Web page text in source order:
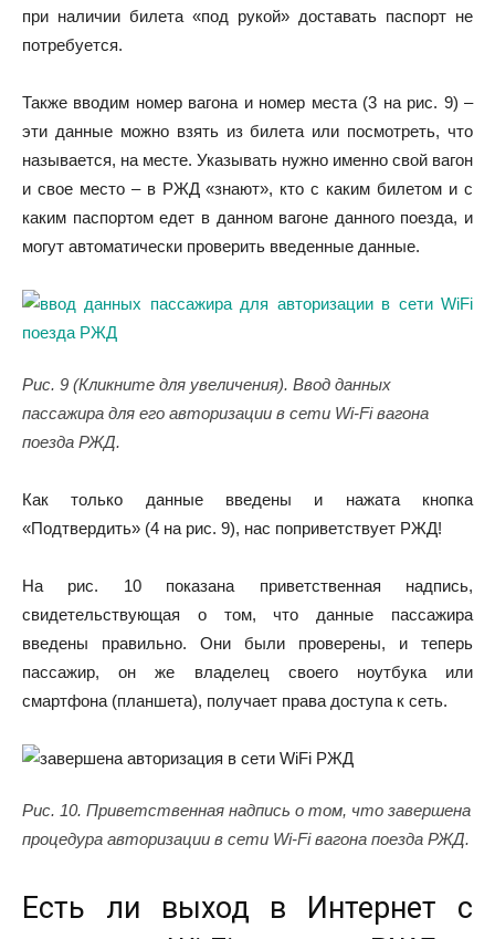
при наличии билета «под рукой» доставать паспорт не
потребуется.
Также вводим номер вагона и номер места (3 на рис. 9) –
эти данные можно взять из билета или посмотреть, что
называется, на месте. Указывать нужно именно свой вагон
и свое место – в РЖД «знают», кто с каким билетом и с
каким паспортом едет в данном вагоне данного поезда, и
могут автоматически проверить введенные данные.
Рис. 9 (Кликните для увеличения). Ввод данных
пассажира для его авторизации в сети Wi-Fi вагона
поезда РЖД.
Как только данные введены и нажата кнопка
«Подтвердить» (4 на рис. 9), нас поприветствует РЖД!
На рис. 10 показана приветственная надпись,
свидетельствующая о том, что данные пассажира
введены правильно. Они были проверены, и теперь
пассажир, он же владелец своего ноутбука или
смартфона (планшета), получает права доступа к сеть.
Рис. 10. Приветственная надпись о том, что завершена
процедура авторизации в сети Wi-Fi вагона поезда РЖД.
Есть ли выход в Интернет с